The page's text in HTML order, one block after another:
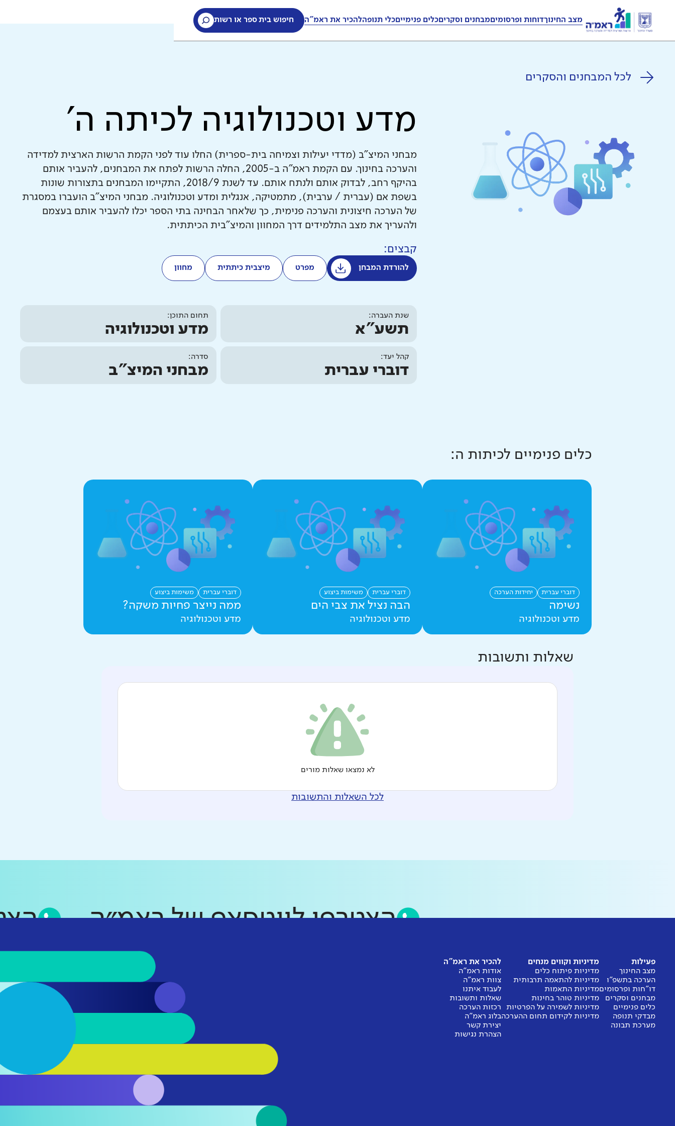
מצב החינוךדוחות ופרסומיםמבחנים וסקריםכלים פנימייםכלי תנופהלהכיר את ראמ"ה חיפוש בית ספר או רשות
לכל המבחנים והסקרים
מדע וטכנולוגיה לכיתה ה'
מבחני המיצ"ב (מדדי יעילות וצמיחה בית-ספרית) החלו עוד לפני הקמת הרשות הארצית למדידה
והערכה בחינוך. עם הקמת ראמ"ה ב-2005, החלה הרשות לפתח את המבחנים, להעביר אותם
בהיקף רחב, לבדוק אותם ולנתח אותם. עד לשנת 2018/9, התקיימו המבחנים בתצורות שונות
בשפת אם (עברית / ערבית), מתמטיקה, אנגלית ומדע וטכנולוגיה. מבחני המיצ"ב הועברו במסגרת
של הערכה חיצונית והערכה פנימית, כך שלאחר הבחינה בתי הספר יכלו להעביר אותם בעצמם
ולהעריך את מצב התלמידים דרך המחוון והמיצ"בית הכיתתית.
קבצים:
להורדת המבחן מפרט מיצבית כיתתית מחוון
שנת העברה:
תשע"א
תחום התוכן:
מדע וטכנולוגיה
קהל יעד:
דוברי עברית
סדרה:
מבחני המיצ"ב
כלים פנימיים לכיתות ה:
דוברי עברית יחידות הערכה
נשימה
מדע וטכנולוגיה
דוברי עברית משימות ביצוע
הבה נציל את צבי הים
מדע וטכנולוגיה
דוברי עברית משימות ביצוע
ממה נייצר פחיות משקה?
מדע וטכנולוגיה
שאלות ותשובות
לא נמצאו שאלות מורים
לכל השאלות והתשובות
הצטרפו לווטסאפ של ראמ״ה
פעילות
מצב החינוך
הערכה בתשפ"ו
דו"חות ופרסומים
מבחנים וסקרים
כלים פנימיים
מבדקי תנופה
מערכת תבונה
מדיניות וקווים מנחים
מדיניות פיתוח כלים
מדיניות להתאמה תרבותית
מדיניות התאמות
מדיניות טוהר בחינות
מדיניות לשמירה על הפרטיות
מדיניות לקידום תחום ההערכה
להכיר את ראמ"ה
אודות ראמ"ה
צוות ראמ"ה
לעבוד איתנו
שאלות ותשובות
רכזות הערכה
בלוג ראמ"ה
יצירת קשר
הצהרת נגישות